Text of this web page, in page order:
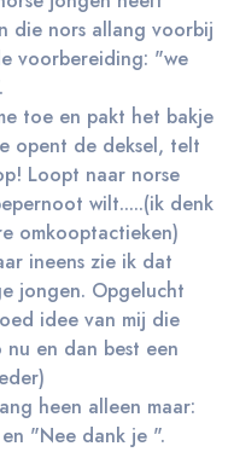
die nors allang voorbij
voorbereiding: "we
toe en pakt het bakje
opent de deksel, telt
Loopt naar norse
wilt.....(ik denk
omkooptactieken)
ineens zie ik dat
jongen. Opgelucht
idee van mij die
en dan best een
heen alleen maar:
"Nee dank je ".